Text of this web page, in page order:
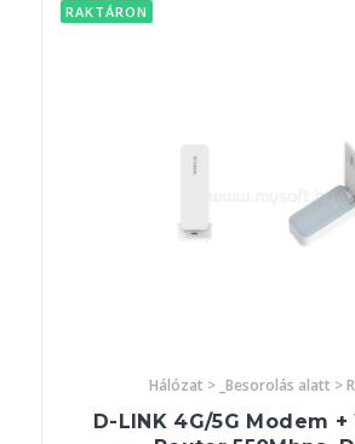
RAKTÁRON
Hálózat > _Besorolás alatt >
D-LINK 4G/5G Modem